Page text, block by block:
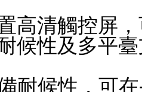
高清觸控屏
候性及多平
耐候性，可